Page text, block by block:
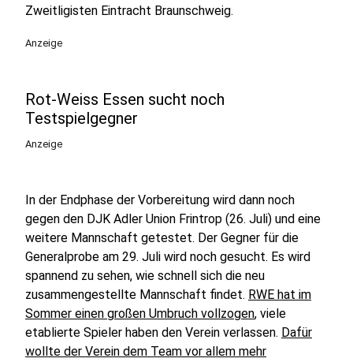
Zweitligisten Eintracht Braunschweig.
Anzeige
Rot-Weiss Essen sucht noch
Testspielgegner
Anzeige
In der Endphase der Vorbereitung wird dann noch
gegen den DJK Adler Union Frintrop (26. Juli) und eine
weitere Mannschaft getestet. Der Gegner für die
Generalprobe am 29. Juli wird noch gesucht. Es wird
spannend zu sehen, wie schnell sich die neu
zusammengestellte Mannschaft findet. RWE hat im
Sommer einen großen Umbruch vollzogen, viele
etablierte Spieler haben den Verein verlassen. Dafür
wollte der Verein dem Team vor allem mehr